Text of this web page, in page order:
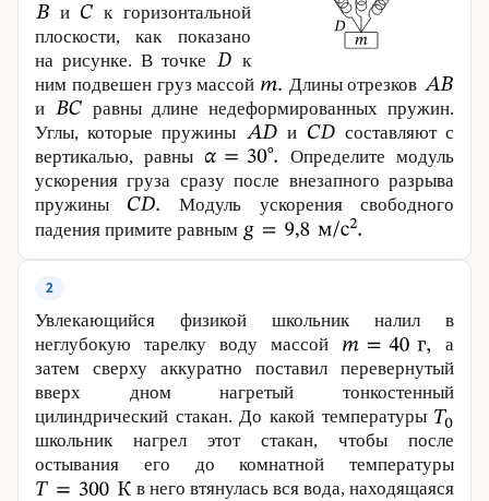
и
к горизонтальной
плоскости, как показано
на рисунке. В точке
к
ним подвешен груз массой
Длины отрезков
и
равны длине недеформированных пружин.
Углы, которые пружины
и
составляют с
вертикалью, равны
Определите модуль
ускорения груза сразу после внезапного разрыва
пружины
Модуль ускорения свободного
падения примите равным
2
Увлекающийся физикой школьник налил в
неглубокую тарелку воду массой
а
затем сверху аккуратно поставил перевернутый
вверх дном нагретый тонкостенный
цилиндрический стакан. До какой температуры
школьник нагрел этот стакан, чтобы после
остывания его до комнатной температуры
в него втянулась вся вода, находящаяся